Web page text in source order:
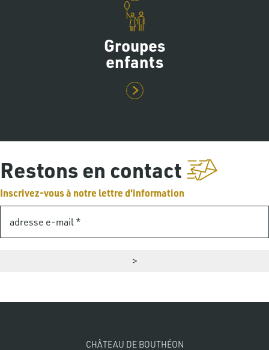
Groupes
enfants
Restons en contact
Inscrivez-vous à notre lettre d'information
CHÂTEAU DE BOUTHÉON